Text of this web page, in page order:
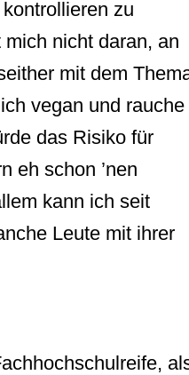
zu
nicht daran, an
mit dem
vegan und rauche
das Risiko für
eh schon ’nen
kann ich seit
Leute mit ihrer